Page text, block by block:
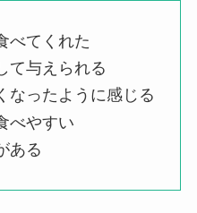
べてくれた
て与えられる
なったように感じる
べやすい
ある